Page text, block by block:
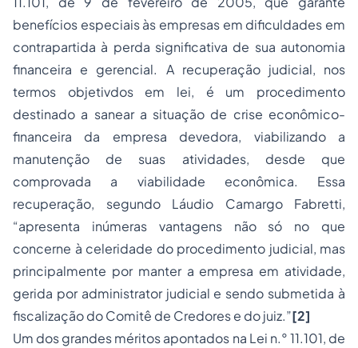
benefícios especiais às empresas em dificuldades em
contrapartida à perda significativa de sua autonomia
financeira e gerencial. A recuperação judicial, nos
termos objetivdos em lei, é um procedimento
destinado a sanear a situação de crise econômico-
financeira da empresa devedora, viabilizando a
manutenção de suas atividades, desde que
comprovada a viabilidade econômica. Essa
recuperação, segundo Láudio Camargo Fabretti,
“apresenta inúmeras vantagens não só no que
concerne à celeridade do procedimento judicial, mas
principalmente por manter a empresa em atividade,
gerida por administrator judicial e sendo submetida à
fiscalizaçãodo Comitê de Credores e do juiz.”[2]
Um dos grandes méritos apontados na Lei n.° 11.101, de